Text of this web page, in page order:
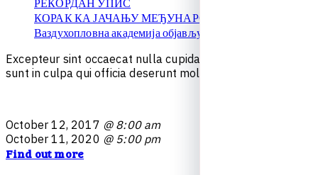
КОРАК КА ЈАЧАЊУ МЕЂУНАРОДНЕ САРАДЊЕ
Ваздухопловна академија објављује упис на � …
Excepteur sint occaecat nulla cupida
sunt in culpa qui officia deserunt mol
Octo ber 1 2, 2017 @ 8:00 am
Octo ber 11, 2020 @ 5:00 pm
Find out more